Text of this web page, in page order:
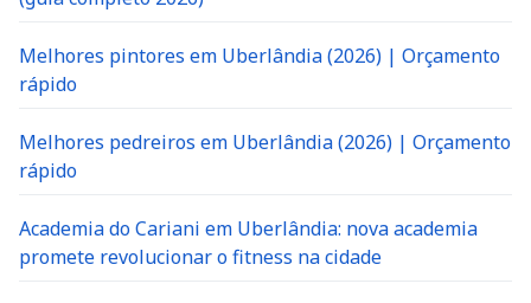
Melhores pintores em Uberlândia (2026) | Orçamento
rápido
Melhores pedreiros em Uberlândia (2026) | Orçamento
rápido
Academia do Cariani em Uberlândia: nova academia
promete revolucionar o fitness na cidade